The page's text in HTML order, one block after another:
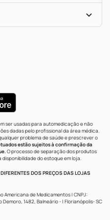
ser usadas para automedicação e não
dadas pelo profissional da área médica.
problema de saúde e prescrever o
estão sujeitos à confirmação da
O processo de separação dos produtos
do estoque em loja.
DOS PREÇOS DAS LOJAS
Americana de Medicamentos | CNPJ:
1482, Balneário - | Florianópolis- SC